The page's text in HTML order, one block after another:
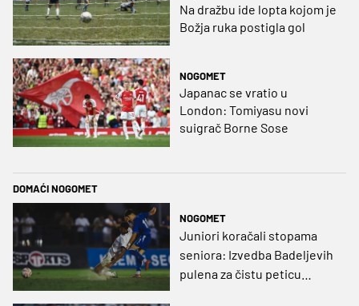
Na dražbu ide lopta kojom je
Božja ruka postigla gol
NOGOMET
Japanac se vratio u
London: Tomiyasu novi
suigrač Borne Sose
DOMAĆI NOGOMET
NOGOMET
Juniori koračali stopama
seniora: Izvedba Badeljevih
pulena za čistu peticu